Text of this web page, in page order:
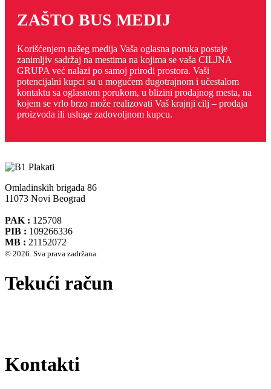
ZAŠTO BUS MEDIJ
Korišćenjem našeg medija Vaša oglasna poruka postaje
zanimljiv sadržaj na mestima na kojima se vaša CILJNA
GRUPA već nalazi po samoj prirodi prostora. Vaši
potencijalni kupci su u mogućem dugotrajnom i učestalom
kontaktu sa oglasnom porukom, u blizini prodajnog mesta, na
kojem se vrlo brzo može realizovati Vaš krajnji cilj – prodaja
proizvoda ili usluge zadovoljnom kupcu.
Omladinskih brigada 86
11073 Novi Beograd
PAK : 125708
PIB : 109266336
MB : 21152072
© 2026. Sva prava zadržana.
Tekući račun
Kontakti